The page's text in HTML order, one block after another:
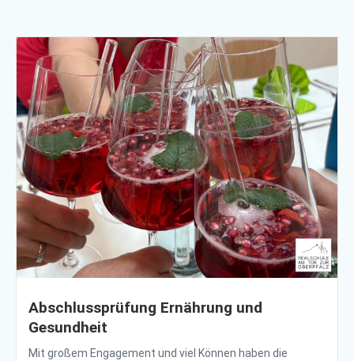
Abschlussprüfung Ernährung und
Gesundheit
Mit großem Engagement und viel Können haben die